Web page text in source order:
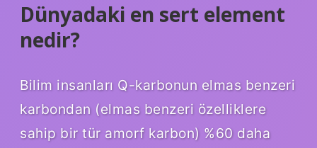
Dünyadaki en sert element
nedir?
Bilim insanları Q-karbonun elmas benzeri
karbondan (elmas benzeri özelliklere
sahip bir tür amorf karbon) %60 daha